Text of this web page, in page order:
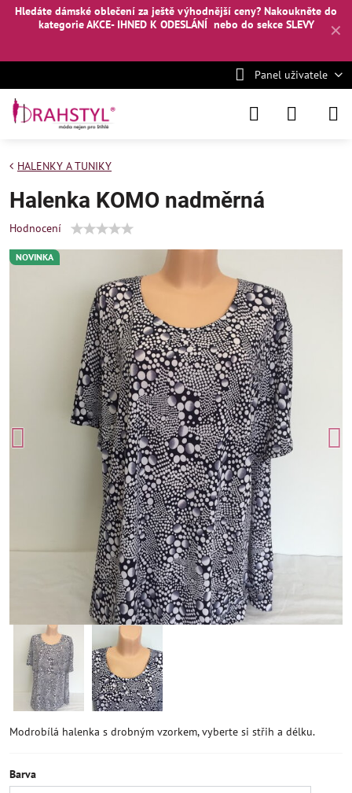
✕
Hledáte dámské oblečení za ještě výhodnější ceny? Nakoukněte do
kategorie AKCE- IHNED K ODESLÁNÍ nebo do sekce SLEVY
Panel uživatele
NOVINKA
HALENKY A TUNIKY
Halenka KOMO nadměrná
Hodnocení
Modrobílá halenka s drobným vzorkem, vyberte si střih a délku.
Barva